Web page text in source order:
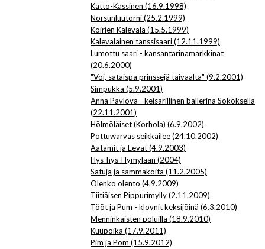
Katto-Kassinen (16.9.1998)
Norsunluutorni (25.2.1999)
Koirien Kalevala (15.5.1999)
Kalevalainen tanssisaari (12.11.1999)
Lumottu saari - kansantarinamarkkinat
(20.6.2000)
"Voi, sataispa prinssejä taivaalta" (9.2.2001)
Simpukka (5.9.2001)
Anna Pavlova - keisarillinen ballerina Sokoksella
(22.11.2001)
Hölmöläiset (Korhola) (6.9.2002)
Pottuwarvas seikkailee (24.10.2002)
Aatamit ja Eevat (4.9.2003)
Hys-hys-Hymylään (2004)
Satuja ja sammakoita (11.2.2005)
Olenko olento (4.9.2009)
Tiitiäisen Pippurimylly (2.11.2009)
Tööt ja Pum - klovnit keksijöinä (6.3.2010)
Menninkäisten poluilla (18.9.2010)
Kuupoika (17.9.2011)
Pim ja Pom (15.9.2012)